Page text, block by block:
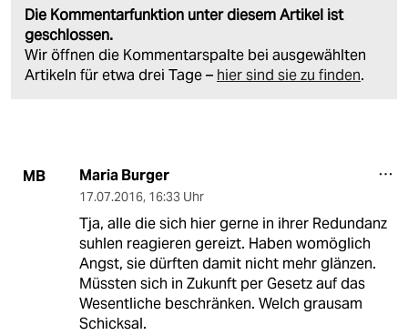
Die Kommentarfunktion unter diesem Artikel ist
geschlossen.
Wir öffnen die Kommentarspalte bei ausgewählten
Artikeln für etwa drei Tage – hier sind sie zu finden.
MB Maria Burger
17.07.2016, 16:33 Uhr
Tja, alle die sich hier gerne in ihrer Redundanz
suhlen reagieren gereizt. Haben womöglich
Angst, sie dürften damit nicht mehr glänzen.
Müssten sich in Zukunft per Gesetz auf das
Wesentliche beschränken. Welch grausam
Schicksal.